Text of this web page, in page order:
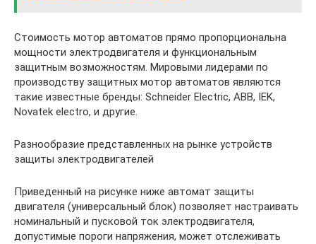
Стоимость мотор автоматов прямо пропорциональна
мощности электродвигателя и функциональным
защитным возможностям. Мировыми лидерами по
производству защитных мотор автоматов являются
такие известные бренды: Schneider Electric, ABB, IEK,
Novatek electro, и другие.
Разнообразие представленных на рынке устройств
защиты электродвигателей
Приведенный на рисунке ниже автомат защиты
двигателя (универсальный блок) позволяет настраивать
номинальный и пусковой ток электродвигателя,
допустимые пороги напряжения, может отслеживать